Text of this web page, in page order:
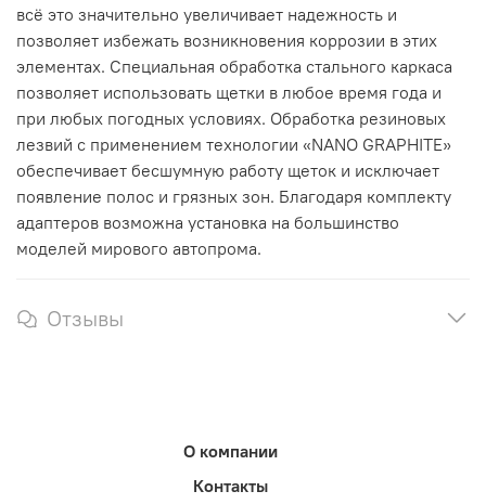
всё это значительно увеличивает надежность и
позволяет избежать возникновения коррозии в этих
элементах. Специальная обработка стального каркаса
позволяет использовать щетки в любое время года и
при любых погодных условиях. Обработка резиновых
лезвий с применением технологии «NANO GRAPHITE»
обеспечивает бесшумную работу щеток и исключает
появление полос и грязных зон. Благодаря комплекту
адаптеров возможна установка на большинство
моделей мирового автопрома.
Отзывы
О компании
Контакты